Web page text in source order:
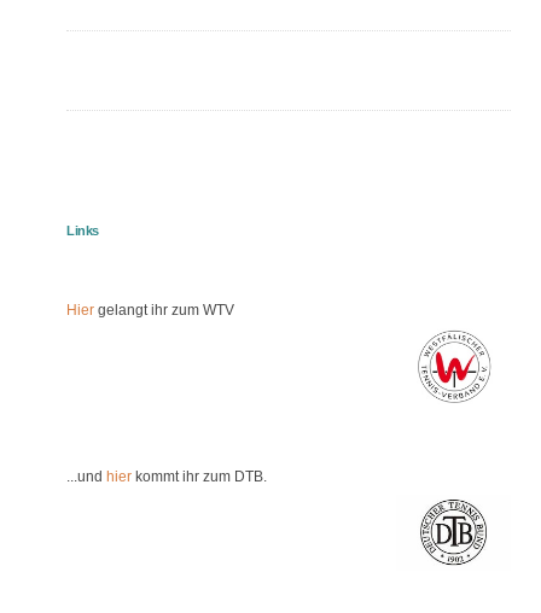
Links
Hier gelangt ihr zum WTV
...und hier kommt ihr zum DTB.